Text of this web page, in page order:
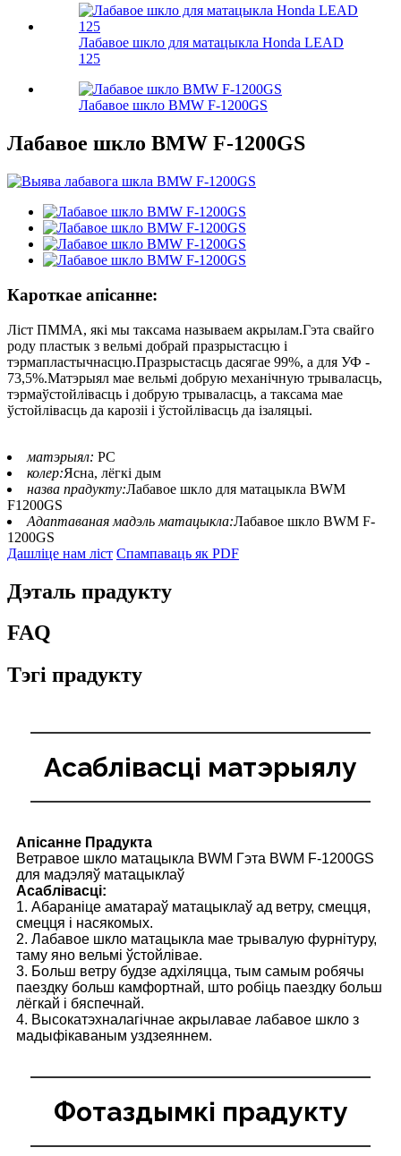
Лабавое шкло для матацыкла Honda LEAD
125
Лабавое шкло BMW F-1200GS
Лабавое шкло BMW F-1200GS
Кароткае апісанне:
Ліст ПММА, які мы таксама называем акрылам.Гэта свайго
роду пластык з вельмі добрай празрыстасцю і
тэрмапластычнасцю.Празрыстасць дасягае 99%, а для УФ -
73,5%.Матэрыял мае вельмі добрую механічную трываласць,
тэрмаўстойлівасць і добрую трываласць, а таксама мае
ўстойлівасць да карозіі і ўстойлівасць да ізаляцыі.
матэрыял: PC
колер:Ясна, лёгкі дым
назва прадукту:Лабавое шкло для матацыкла BWM
F1200GS
Адаптаваная мадэль матацыкла:Лабавое шкло BWM F-
1200GS
Дашліце нам ліст Спампаваць як PDF
Дэталь прадукту
FAQ
Тэгі прадукту
Асаблівасці матэрыялу
Апісанне Прадукта
Ветравое шкло матацыкла BWM Гэта BWM F-1200GS
для мадэляў матацыклаў
Асаблівасці:
1. Абараніце аматараў матацыклаў ад ветру, смецця,
смецця і насякомых.
2. Лабавое шкло матацыкла мае трывалую фурнітуру,
таму яно вельмі ўстойлівае.
3. Больш ветру будзе адхіляцца, тым самым робячы
паездку больш камфортнай, што робіць паездку больш
лёгкай і бяспечнай.
4. Высокатэхналагічнае акрылавае лабавое шкло з
мадыфікаваным уздзеяннем.
Фотаздымкі прадукту